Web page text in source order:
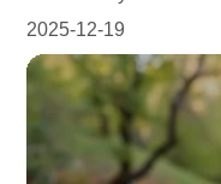
2025-12-19